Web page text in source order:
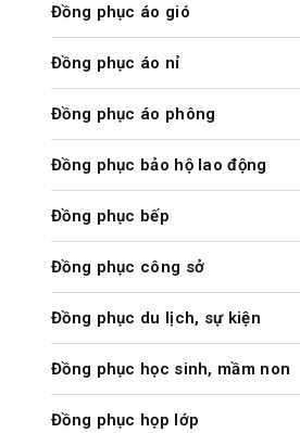
Đồng phục áo gió
Đồng phục áo nỉ
Đồng phục áo phông
Đồng phục bảo hộ lao động
Đồng phục bếp
Đồng phục công sở
Đồng phục du lịch, sự kiện
Đồng phục học sinh, mầm non
Đồng phục họp lớp